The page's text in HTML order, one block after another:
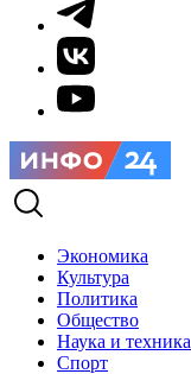
Экономика
Культура
Политика
Общество
Наука и техника
Спорт